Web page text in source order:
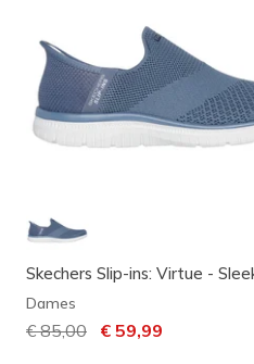
Skechers Slip-ins: Virtue -
Dames
Prijs verlaagd van
€ 85,00 naar
€ 59,99